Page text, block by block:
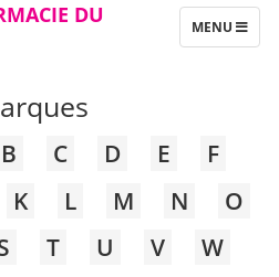
DU
TOGGLE
NAVIGATION
MENU
B C D E
F
K L M N
O
T U V
W